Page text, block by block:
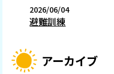
2026/06/04
避難訓練
アーカイブ